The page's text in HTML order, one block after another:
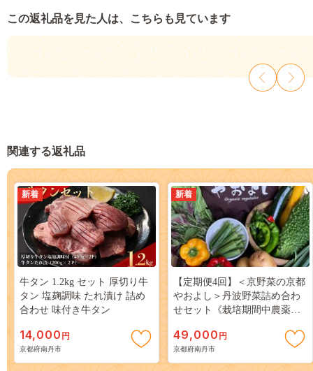
この返礼品を見た人は、こちらも見ています
関連する返礼品
新着
牛タン 1.2kg セット 厚切り牛
タン 塩麹調味 たれ漬け 詰め
合わせ 味付き牛タン
14,000 円
京都府南丹市
新着
【定期便4回】＜京野菜の京都
やおよし＞丹波野菜詰め合わ
せセット《栽培期間中農薬不
離島への発送不可
49,000 円
京都府南丹市